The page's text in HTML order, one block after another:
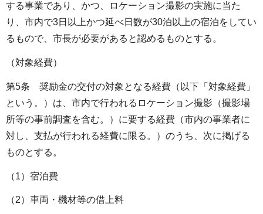
する事業であり、かつ、ロケーション撮影の実施に当た
り、市内で3日以上かつ延べ日数が30泊以上の宿泊をしてい
るもので、市長が必要があると認めるものとする。
（対象経費）
第5条 奨励金の交付の対象となる経費（以下「対象経費」
という。）は、市内で行われるロケーション撮影（撮影場
所等の事前調査を含む。）に要する経費（市内の事業者に
対し、支払が行われる経費に限る。）のうち、次に掲げる
ものとする。
（1）宿泊費
（2）車両・機材等の借上料